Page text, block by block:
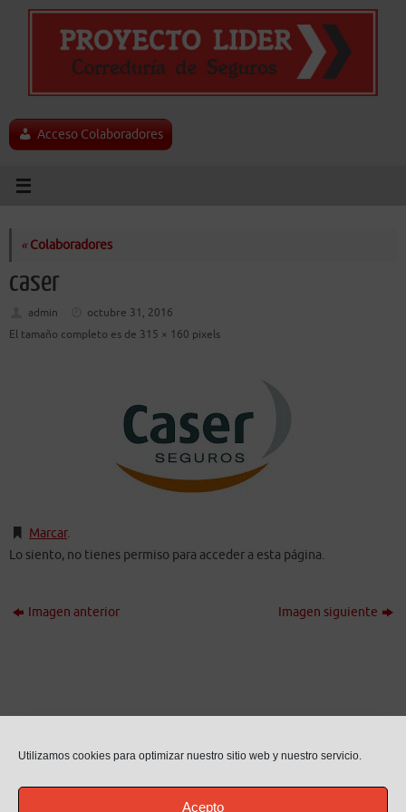
Utilizamos cookies para optimizar nuestro sitio web y nuestro servicio.
Acepto
Saltar
Acceso Colaboradores
«Colaboradores
caser
admin
octubre 31, 2016
El tamaño completo es de 315 × 160 pixels
Marcar.
Lo siento, no tienes permiso para acceder a esta página.
Imagen anterior Imagen siguiente